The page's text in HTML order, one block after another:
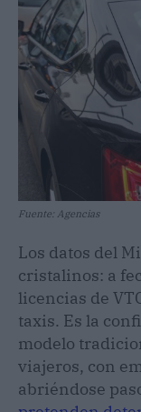
Fuente: Agencias
Los datos del
cristalinos: a
licencias de
taxis. Es la
modelo
viajeros, con
abriéndose